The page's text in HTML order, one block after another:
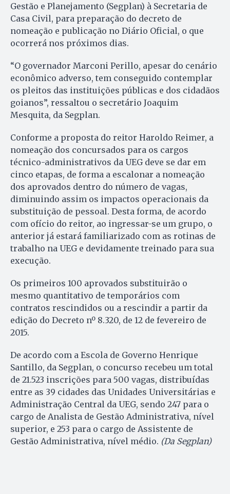
Gestão e Planejamento (Segplan) à Secretaria de
Casa Civil, para preparação do decreto de
nomeação e publicação no Diário Oficial, o que
ocorrerá nos próximos dias.
“O governador Marconi Perillo, apesar do cenário
econômico adverso, tem conseguido contemplar
os pleitos das instituições públicas e dos cidadãos
goianos”, ressaltou o secretário Joaquim
Mesquita, da Segplan.
Conforme a proposta do reitor Haroldo Reimer, a
nomeação dos concursados para os cargos
técnico-administrativos da UEG deve se dar em
cinco etapas, de forma a escalonar a nomeação
dos aprovados dentro do número de vagas,
diminuindo assim os impactos operacionais da
substituição de pessoal. Desta forma, de acordo
com ofício do reitor, ao ingressar-se um grupo, o
anterior já estará familiarizado com as rotinas de
trabalho na UEG e devidamente treinado para sua
execução.
Os primeiros 100 aprovados substituirão o
mesmo quantitativo de temporários com
contratos rescindidos ou a rescindir a partir da
edição do Decreto nº 8.320, de 12 de fevereiro de
2015.
De acordo com a Escola de Governo Henrique
Santillo, da Segplan, o concurso recebeu um total
de 21.523 inscrições para 500 vagas, distribuídas
entre as 39 cidades das Unidades Universitárias e
Administração Central da UEG, sendo 247 para o
cargo de Analista de Gestão Administrativa, nível
superior, e 253 para o cargo de Assistente de
Gestão Administrativa, nível médio. (Da Segplan)